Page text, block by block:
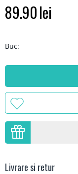
89.90lei
Buc:
Livrare si retur